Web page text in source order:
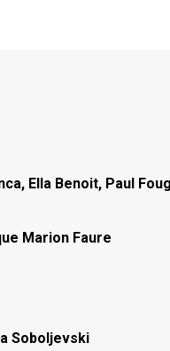
Ella Benoit, Paul
Marion Faure
Soboljevski